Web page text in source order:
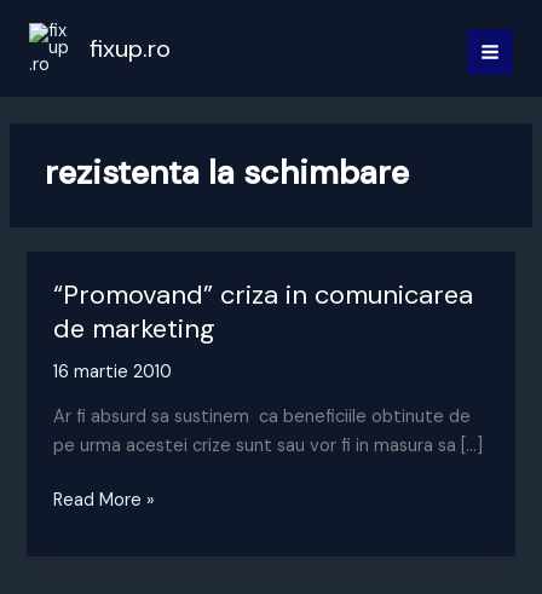
content
fixup.ro
rezistenta la schimbare
“Promovand” criza in comunicarea
de marketing
16 martie 2010
Ar fi absurd sa sustinem ca beneficiile obtinute de
pe urma acestei crize sunt sau vor fi in masura sa […]
“Promovand”
Read More »